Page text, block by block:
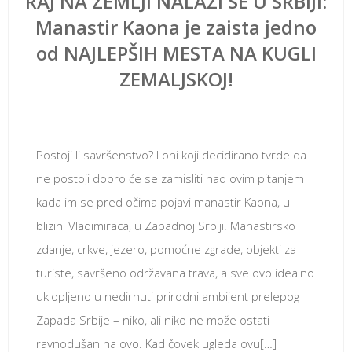
Manastir Kaona je zaista jedno
od NAJLEPŠIH MESTA NA KUGLI
ZEMALJSKOJ!
Postoji li savršenstvo? I oni koji decidirano tvrde da
ne postoji dobro će se zamisliti nad ovim pitanjem
kada im se pred očima pojavi manastir Kaona, u
blizini Vladimiraca, u Zapadnoj Srbiji. Manastirsko
zdanje, crkve, jezero, pomoćne zgrade, objekti za
turiste, savršeno održavana trava, a sve ovo idealno
uklopljeno u nedirnuti prirodni ambijent prelepog
Zapada Srbije – niko, ali niko ne može ostati
ravnodušan na ovo. Kad čovek ugleda ovu[…]